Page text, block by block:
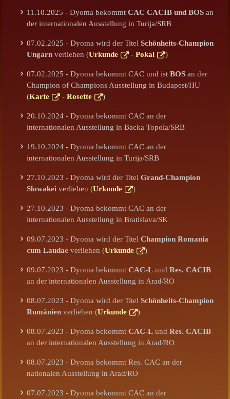
11.10.2025 - Dyoma bekommtCAC CACIB und BOS an
der internationalen Ausstellung in Turija/SRB
07.02.2025 - Dyoma wird der TitelSchönheits-Champion
Ungarn verliehen (Urkunde -Pokal )
07.02.2025 - Dyoma bekommt CAC und istBOS an der
Champion of Champions Ausstellung in Budapest/HU
(Karte -Rosette )
20.10.2024 - Dyoma bekommt CAC an der
internationalen Ausstellung in Backa Topola/SRB
19.10.2024 - Dyoma bekommt CAC an der
internationalen Ausstellung in Turija/SRB
27.10.2023 - Dyoma wird der TitelGrand-Champion
Slowakei verliehen (Urkunde )
27.10.2023 - Dyoma bekommt CAC an der
internationalen Ausstellung in Bratislava/SK
09.07.2023 - Dyoma wird der TitelChampion Romania
cum Laudae verliehen (Urkunde )
09.07.2023 - Dyoma bekommtCAC-L undRes. CACIB
an der internationalen Ausstellung in Arad/RO
08.07.2023 - Dyoma wird der TitelSchönheits-Champion
Rumänien verliehen (Urkunde )
08.07.2023 - Dyoma bekommtCAC-L undRes. CACIB
an der internationalen Ausstellung in Arad/RO
08.07.2023 - Dyoma bekommt Res. CAC an der
nationalen Ausstellung in Arad/RO
07.07.2023 - Dyoma bekommt CAC an der